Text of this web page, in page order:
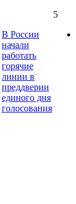
В России
начали
работать
горячие
линии в
преддверии
единого дня
голосования
5